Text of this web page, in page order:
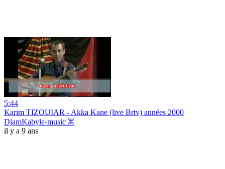
5:44
Karim TIZOUIAR - Akka Kane (live Brtv) années 2000
DjamKabyle-music ⵣ
il y a 9 ans